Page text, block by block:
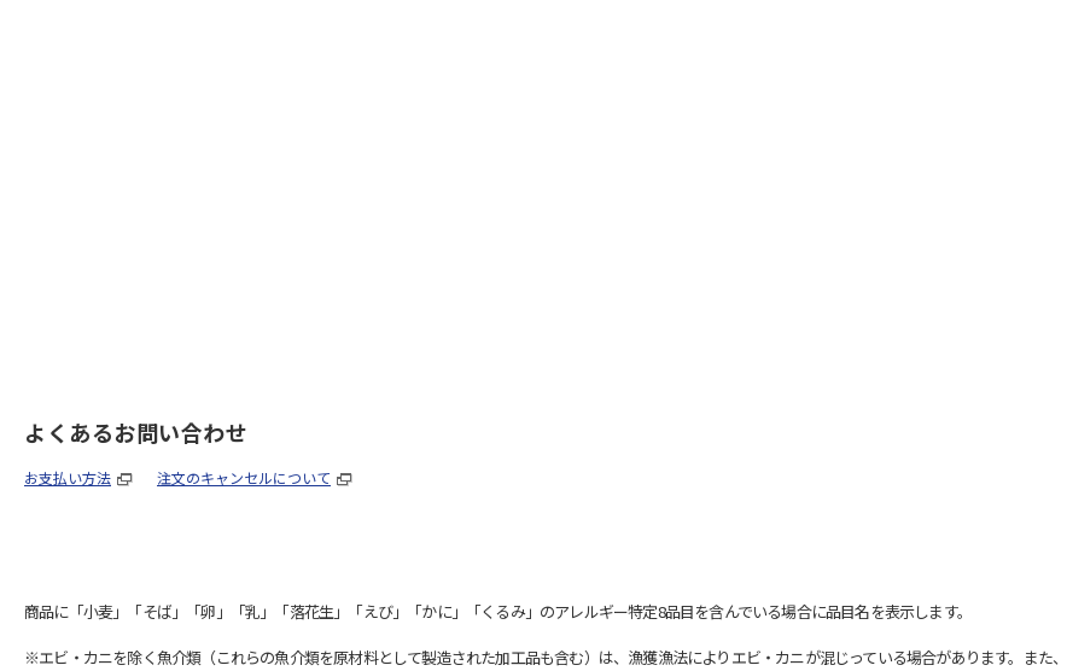
よくあるお問い合わせ
お支払い方法 注文のキャンセルについて
商品に「小麦」「そば」「卵」「乳」「落花生」「えび」「かに」「くるみ」のアレルギー特定8品目を含んでいる場合に品目名を表示します。
※エビ・カニを除く魚介類（これらの魚介類を原材料として製造された加工品も含む）は、漁獲漁法によりエビ・カニが混じっている場合があります。また